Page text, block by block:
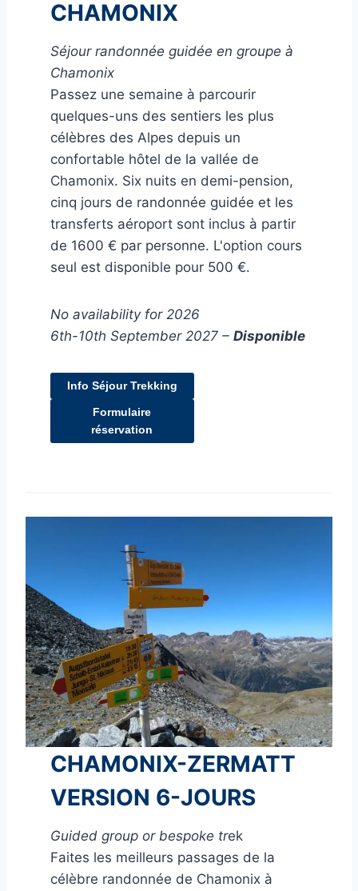
CHAMONIX
Séjour randonnée guidée en groupe à
Chamonix
Passez une semaine à parcourir
quelques-uns des sentiers les plus
célèbres des Alpes depuis un
confortable hôtel de la vallée de
Chamonix. Six nuits en demi-pension,
cinq jours de randonnée guidée et les
transferts aéroport sont inclus à partir
de 1600 € par personne. L'option cours
seul est disponible pour 500 €.
No availability for 2026
6th-10th September 2027 – Disponible
Info Séjour Trekking
Formulaire
réservation
CHAMONIX-ZERMATT
VERSION 6-JOURS
Guided group or bespoke trek
Faites les meilleurs passages de la
célèbre randonnée de Chamonix à